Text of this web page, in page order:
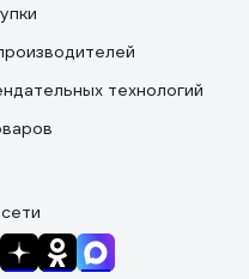
технологий